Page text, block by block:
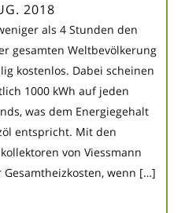
2018
als 4 Stunden den
gesamten Weltbevölkerung
kostenlos. Dabei scheinen
1000 kWh auf jeden
was dem Energiegehalt
entspricht. Mit den
von Viessmann
Gesamtheizkosten, wenn […]